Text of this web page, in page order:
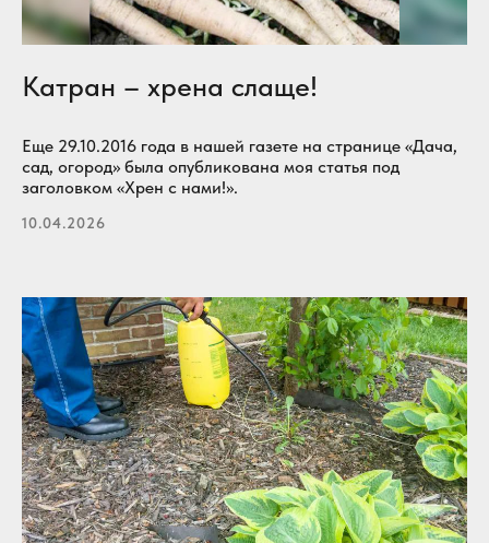
Катран – хрена слаще!
Еще 29.10.2016 года в нашей газете на странице «Дача,
сад, огород» была опубликована моя статья под
заголовком «Хрен с нами!».
10.04.2026